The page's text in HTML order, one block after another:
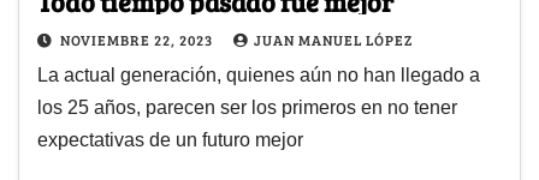
NOVIEMBRE 22, 2023 JUAN MANUEL LÓPEZ
La actual generación, quienes aún no han llegado a
los 25 años, parecen ser los primeros en no tener
expectativas de un futuro mejor